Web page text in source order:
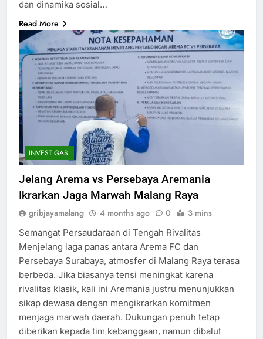
dan dinamika sosial…
Read More
INVESTIGASI
Jelang Arema vs Persebaya Aremania
Ikrarkan Jaga Marwah Malang Raya
gribjayamalang 4 months ago 0 3 mins
Semangat Persaudaraan di Tengah Rivalitas
Menjelang laga panas antara Arema FC dan
Persebaya Surabaya, atmosfer di Malang Raya terasa
berbeda. Jika biasanya tensi meningkat karena
rivalitas klasik, kali ini Aremania justru menunjukkan
sikap dewasa dengan mengikrarkan komitmen
menjaga marwah daerah. Dukungan penuh tetap
diberikan kepada tim kebanggaan, namun dibalut